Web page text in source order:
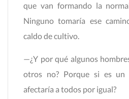
que van formando la
Ninguno tomaría ese
caldo de cultivo.
—¿Y por qué algunos
otros no? Porque si es un
afectaría a todos por igual?